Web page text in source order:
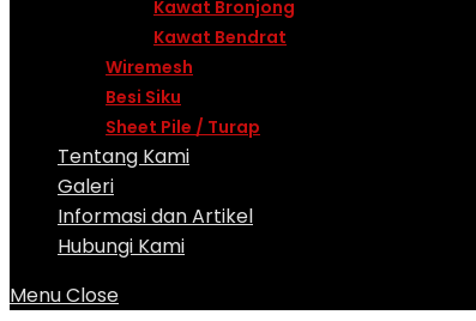
Kawat Bronjong
Kawat Bendrat
Wiremesh
Besi Siku
Sheet Pile / Turap
Tentang Kami
Galeri
Informasi dan Artikel
Hubungi Kami
MenuClose